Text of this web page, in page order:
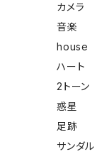
カメラ
音楽
house
ハート
2トーン
惑星
足跡
サンダル